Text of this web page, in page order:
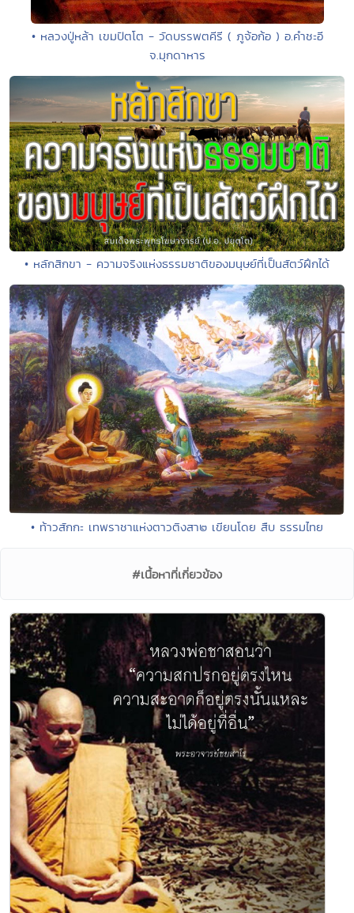
• หลวงปู่หล้า เขมปัตโต - วัดบรรพตคีรี ( ภูจ้อก้อ ) อ.คำชะอี
จ.มุกดาหาร
• หลักสิกขา - ความจริงแห่งธรรมชาติของมนุษย์ที่เป็นสัตว์ฝึกได้
• ท้าวสักกะ เทพราชาแห่งตาวติงสา๒ เขียนโดย สืบ ธรรมไทย
#เนื้อหาที่เกี่ยวข้อง